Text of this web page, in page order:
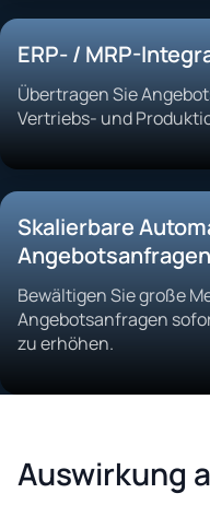
ERP- / MRP-
Übertragen Sie
Vertriebs- und
Skalierbare
Angebotsanfragen
Bewältigen Sie große
Angebotsanfragen
zu erhöhen.
Auswirkung